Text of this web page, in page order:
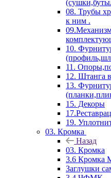
08. Трубы
к ним .
10.
11.
12. Штанга
13.
15. Декоры
19.
03. Кромка
Назад
03. Кромка
3.6 Кромка
Заглушки